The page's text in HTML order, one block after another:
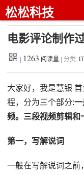
松松科技
电影评论制作
1263 阅读量 | 分类:
大家好，我是慧银
程，分为三个部分:
频。三段视频剪辑和
第一，写解说词
一般在写解说词之前